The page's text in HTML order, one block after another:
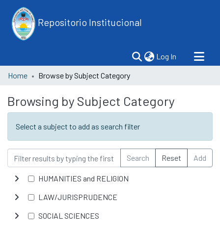
Repositorio Institucional
Log In (current)
Home Browse by Subject Category
Browsing by Subject Category
Select a subject to add as search filter
Search Reset Add
HUMANITIES and RELIGION
LAW/JURISPRUDENCE
SOCIAL SCIENCES